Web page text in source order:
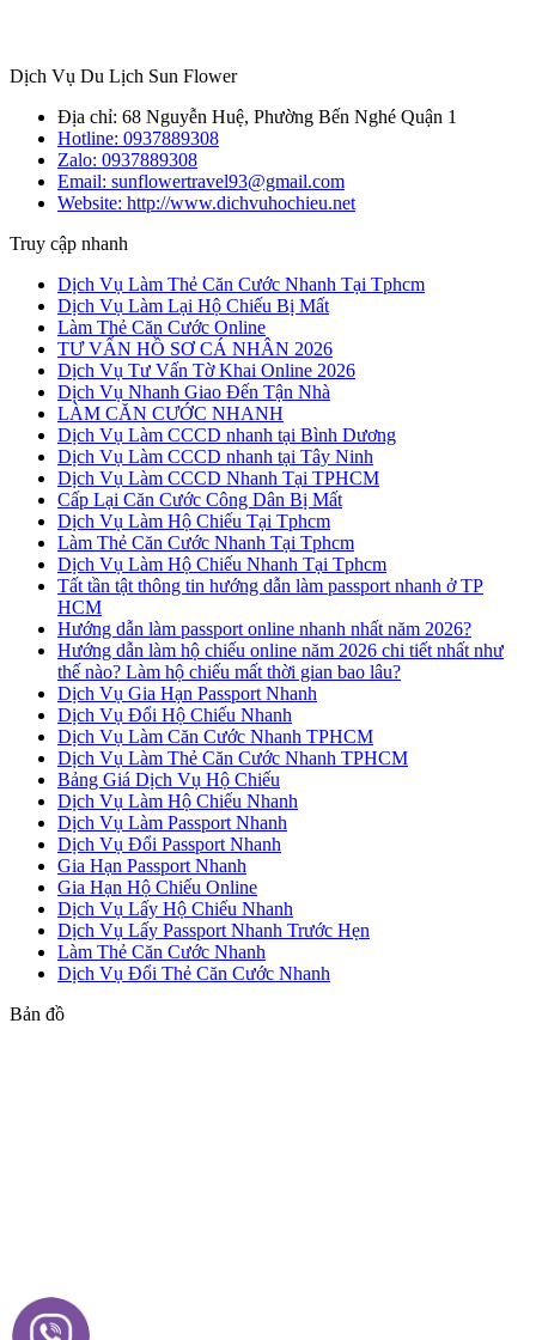
Dịch Vụ Du Lịch Sun Flower
Địa chỉ: 68 Nguyễn Huệ, Phường Bến Nghé Quận 1
Hotline: 0937889308
Zalo: 0937889308
Email: sunflowertravel93@gmail.com
Website: http://www.dichvuhochieu.net
Truy cập nhanh
Dịch Vụ Làm Thẻ Căn Cước Nhanh Tại Tphcm
Dịch Vụ Làm Lại Hộ Chiếu Bị Mất
Làm Thẻ Căn Cước Online
TƯ VẤN HỒ SƠ CÁ NHÂN 2026
Dịch Vụ Tư Vấn Tờ Khai Online 2026
Dịch Vụ Nhanh Giao Đến Tận Nhà
LÀM CĂN CƯỚC NHANH
Dịch Vụ Làm CCCD nhanh tại Bình Dương
Dịch Vụ Làm CCCD nhanh tại Tây Ninh
Dịch Vụ Làm CCCD Nhanh Tại TPHCM
Cấp Lại Căn Cước Công Dân Bị Mất
Dịch Vụ Làm Hộ Chiếu Tại Tphcm
Làm Thẻ Căn Cước Nhanh Tại Tphcm
Dịch Vụ Làm Hộ Chiếu Nhanh Tại Tphcm
Tất tần tật thông tin hướng dẫn làm passport nhanh ở TP
HCM
Hướng dẫn làm passport online nhanh nhất năm 2026?
Hướng dẫn làm hộ chiếu online năm 2026 chi tiết nhất như
thế nào? Làm hộ chiếu mất thời gian bao lâu?
Dịch Vụ Gia Hạn Passport Nhanh
Dịch Vụ Đổi Hộ Chiếu Nhanh
Dịch Vụ Làm Căn Cước Nhanh TPHCM
Dịch Vụ Làm Thẻ Căn Cước Nhanh TPHCM
Bảng Giá Dịch Vụ Hộ Chiếu
Dịch Vụ Làm Hộ Chiếu Nhanh
Dịch Vụ Làm Passport Nhanh
Dịch Vụ Đổi Passport Nhanh
Gia Hạn Passport Nhanh
Gia Hạn Hộ Chiếu Online
Dịch Vụ Lấy Hộ Chiếu Nhanh
Dịch Vụ Lấy Passport Nhanh Trước Hẹn
Làm Thẻ Căn Cước Nhanh
Dịch Vụ Đổi Thẻ Căn Cước Nhanh
Bản đồ